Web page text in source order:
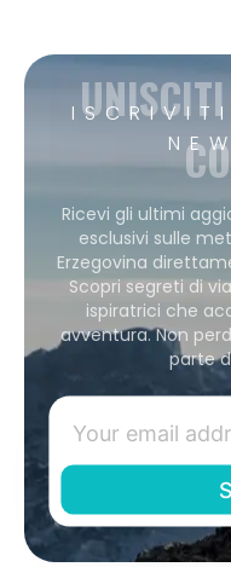
ISCRIVITI
Ricevi gli ultimi
esclusivi sulle
Erzegovina
Scopri segreti di
ispiratrici che
avventura. Non
parte